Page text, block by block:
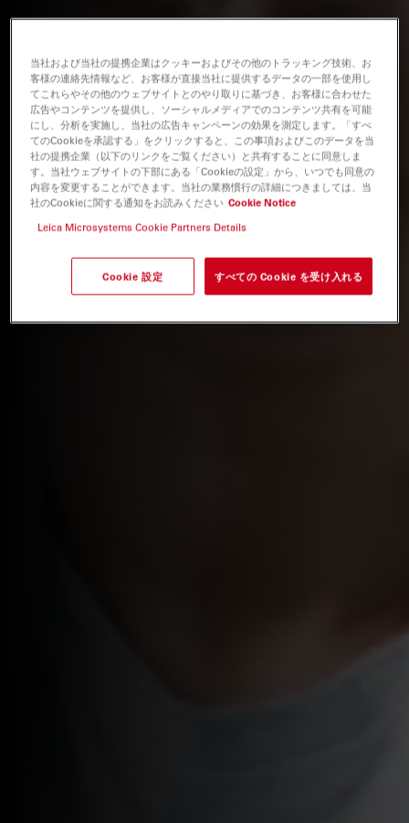
当社および当社の提携企業はクッキーおよびその他のトラッキング技術、お
客様の連絡先情報など、お客様が直接当社に提供するデータの一部を使用し
てこれらやその他のウェブサイトとのやり取りに基づき、お客様に合わせた
広告やコンテンツを提供し、ソーシャルメディアでのコンテンツ共有を可能
にし、分析を実施し、当社の広告キャンペーンの効果を測定します。「すべ
てのCookieを承認する」をクリックすると、この事項およびこのデータを当
社の提携企業（以下のリンクをご覧ください）と共有することに同意しま
す。当社ウェブサイトの下部にある「Cookieの設定」から、いつでも同意の
内容を変更することができます。当社の業務慣行の詳細につきましては、当
社のCookieに関する通知をお読みください Cookie Notice
Leica Microsystems Cookie Partners Details
Cookie 設定 すべての Cookie を受け入れる